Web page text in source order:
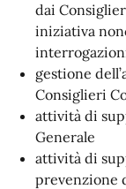
dai
iniziativa
gestione
Consiglieri
attività di
Generale
attività di
prevenzione